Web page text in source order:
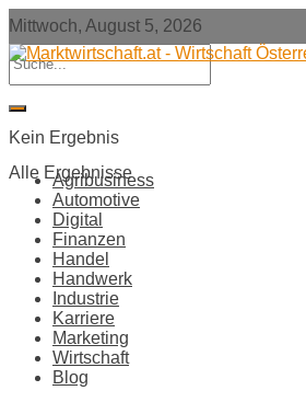
Mittwoch, August 5, 2026
Kein Ergebnis
Alle Ergebnisse
Agribusiness
Automotive
Digital
Finanzen
Handel
Handwerk
Industrie
Karriere
Marketing
Wirtschaft
Blog